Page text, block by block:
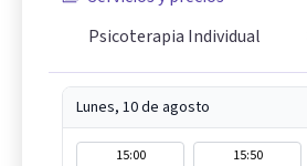
Psicoterapia Individual
Lunes, 10 de agosto
15:00 15:50